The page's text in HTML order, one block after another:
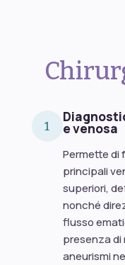
1 e venosa
Permette di
principali
superiori,
nonché
flusso
presenza di
aneurismi